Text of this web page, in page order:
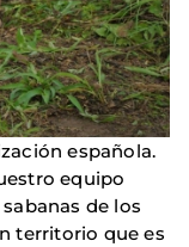
española.
equipo
de los
territorio que es